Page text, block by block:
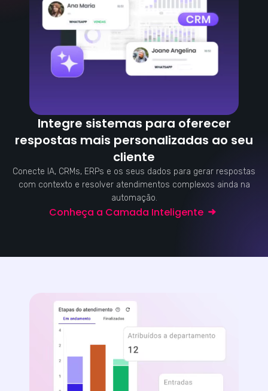
Integre sistemas para oferecer
respostas mais personalizadas ao seu
cliente
Conecte IA, CRMs, ERPs e os seus dados para gerar respostas
com contexto e resolver atendimentos complexos ainda na
automação.
Conheça a Camada Inteligente